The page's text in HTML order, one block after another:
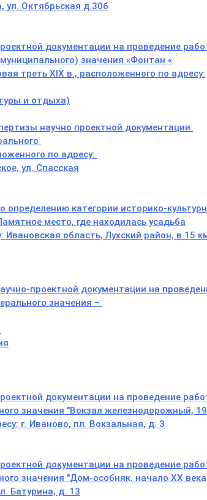
ул. Октябрьская д.30б
документации на проведение
значения «Фонтан «
треть XIX в., расположенного по адресу:
и отдыха)
научно проектной документации
по адресу:
ул. Спасская
определению категории историко-
место, где находилась усадьба
область, Лухский район, в 15
проектной документации на
значения –
документации на проведение
значения "Вокзал железнодорожный,
г. Иваново, пл. Вокзальная, д. 3
документации на проведение
значения "Дом-особняк. начало XX
Батурина, д. 13